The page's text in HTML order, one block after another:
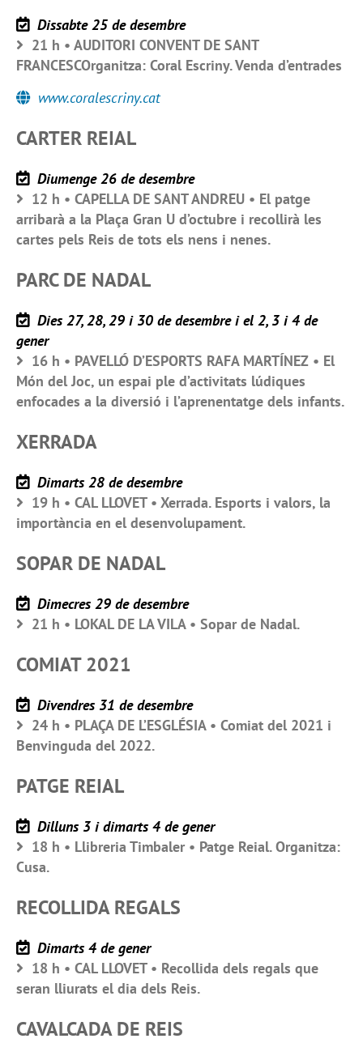
Dissabte 25 de desembre
21 h • AUDITORI CONVENT DE SANT
FRANCESCOrganitza: Coral Escriny. Venda d’entrades
www.coralescriny.cat
CARTER REIAL
Diumenge 26 de desembre
12 h • CAPELLA DE SANT ANDREU • El patge
arribarà a la Plaça Gran U d’octubre i recollirà les
cartes pels Reis de tots els nens i nenes.
PARC DE NADAL
Dies 27, 28, 29 i 30 de desembre i el 2, 3 i 4 de
gener
16 h • PAVELLÓ D’ESPORTS RAFA MARTÍNEZ • El
Món del Joc, un espai ple d’activitats lúdiques
enfocades a la diversió i l’aprenentatge dels infants.
XERRADA
Dimarts 28 de desembre
19 h • CAL LLOVET • Xerrada. Esports i valors, la
importància en el desenvolupament.
SOPAR DE NADAL
Dimecres 29 de desembre
21 h • LOKAL DE LA VILA • Sopar de Nadal.
COMIAT 2021
Divendres 31 de desembre
24 h • PLAÇA DE L’ESGLÉSIA • Comiat del 2021 i
Benvinguda del 2022.
PATGE REIAL
Dilluns 3 i dimarts 4 de gener
18 h • Llibreria Timbaler • Patge Reial. Organitza:
Cusa.
RECOLLIDA REGALS
Dimarts 4 de gener
18 h • CAL LLOVET • Recollida dels regals que
seran lliurats el dia dels Reis.
CAVALCADA DE REIS